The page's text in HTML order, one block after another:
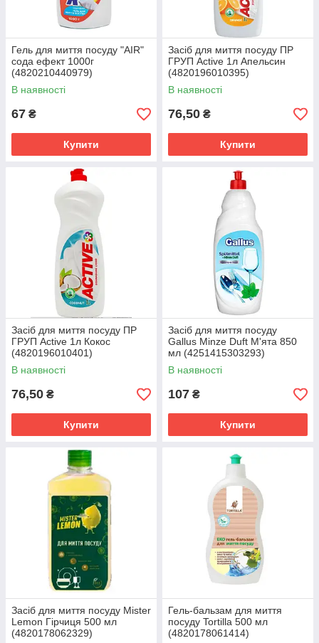
Гель для миття посуду "AIR"
сода ефект 1000г
(4820210440979)
В наявності
67 ₴
Купити
Засіб для миття посуду ПР
ГРУП Active 1л Апельсин
(4820196010395)
В наявності
76,50 ₴
Купити
Засіб для миття посуду ПР
ГРУП Active 1л Кокос
(4820196010401)
В наявності
76,50 ₴
Купити
Засіб для миття посуду
Gallus Minze Duft М'ята 850
мл (4251415303293)
В наявності
107 ₴
Купити
Засіб для миття посуду Mister
Lemon Гірчиця 500 мл
(4820178062329)
Гель-бальзам для миття
посуду Tortilla 500 мл
(4820178061414)